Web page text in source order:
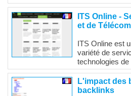
ITS Online -
et de
ITS Online est
variété de
technologies
L'impact des
backlinks